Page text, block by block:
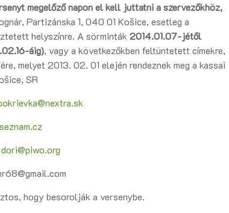
megelőző napon el kell juttatni a szervezőkhöz,
Partizánska 1, 040 01 Košice, esetleg a
helyszínre. A sörminták 2014.01.07-jétől
áig), vagy a következőkben feltüntetett címekre,
melyet 2013. 02. 01 elején rendeznek meg a kassai
SR
dori@piwo.org
hogy besorolják a versenybe.